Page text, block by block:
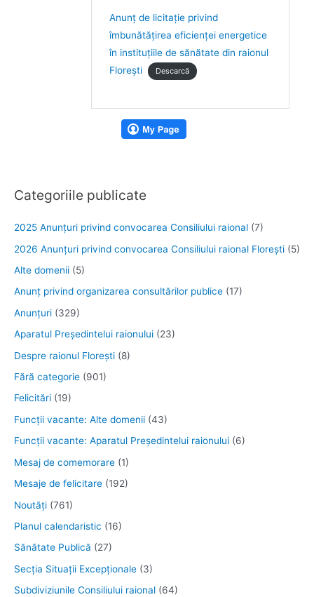
Anunț de licitație privind
îmbunătățirea eficienței energetice
în instituțiile de sănătate din raionul
Florești
Descarcă
Categoriile publicate
2025 Anunţuri privind convocarea Consiliului raional (7)
2026 Anunțuri privind convocarea Consiliului raional Florești (5)
Alte domenii (5)
Anunţ privind organizarea consultărilor publice (17)
Anunţuri (329)
Aparatul Preşedintelui raionului (23)
Despre raionul Floreşti (8)
Fără categorie (901)
Felicitări (19)
Funcţii vacante: Alte domenii (43)
Funcții vacante: Aparatul Președintelui raionului (6)
Mesaj de comemorare (1)
Mesaje de felicitare (192)
Noutăţi (761)
Planul calendaristic (16)
Sănătate Publică (27)
Secția Situații Excepționale (3)
Subdiviziunile Consiliului raional (64)